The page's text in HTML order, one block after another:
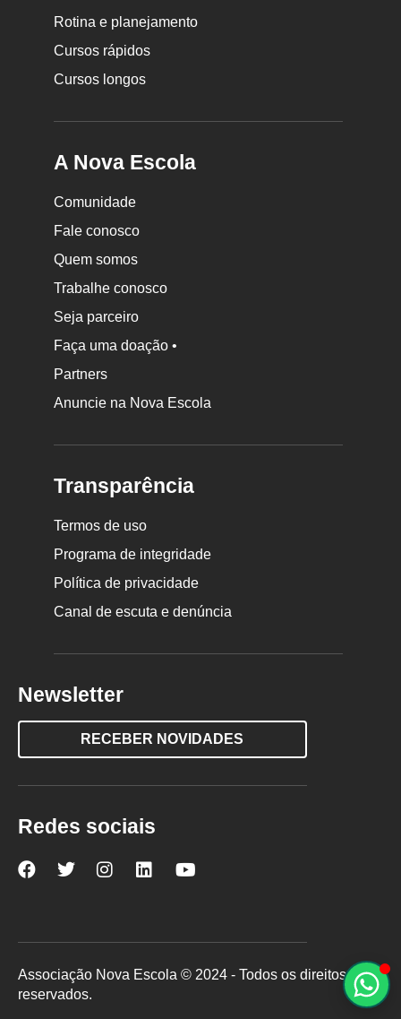
Rotina e planejamento
Cursos rápidos
Cursos longos
A Nova Escola
Comunidade
Fale conosco
Quem somos
Trabalhe conosco
Seja parceiro
Faça uma doação •
Partners
Anuncie na Nova Escola
Transparência
Termos de uso
Programa de integridade
Política de privacidade
Canal de escuta e denúncia
Newsletter
RECEBER NOVIDADES
Redes sociais
Nova
Facebook
Nova
Twitter
Nova
Instagram
Nova
LinkedInYouTube
Associação Nova Escola © 2024 - Todos os direitos
reservados.